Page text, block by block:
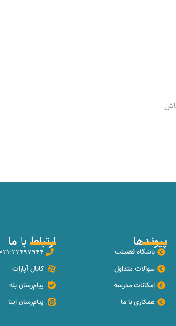
پیوندها
باشگاه فضیلت
سوالات متداول
امکانات مدرسه
همکاری با ما
ارتباط با ما
۰۲۱-۲۲۴۹۷۹۴۴
کانال آپارات
پیام‌رسان بله
پیام‌رسان ایتا